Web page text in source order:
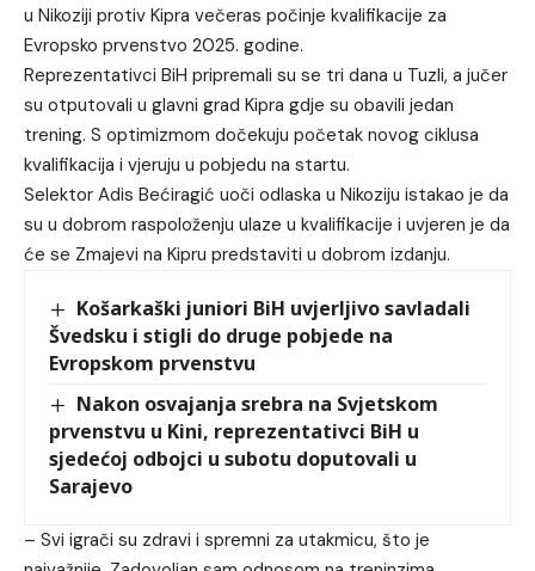
u Nikoziji protiv Kipra večeras počinje kvalifikacije za
Evropsko prvenstvo 2025. godine.
Reprezentativci BiH pripremali su se tri dana u Tuzli, a jučer
su otputovali u glavni grad Kipra gdje su obavili jedan
trening. S optimizmom dočekuju početak novog ciklusa
kvalifikacija i vjeruju u pobjedu na startu.
Selektor Adis Bećiragić uoči odlaska u Nikoziju istakao je da
su u dobrom raspoloženju ulaze u kvalifikacije i uvjeren je da
će se Zmajevi na Kipru predstaviti u dobrom izdanju.
Košarkaški juniori BiH uvjerljivo savladali
Švedsku i stigli do druge pobjede na
Evropskom prvenstvu
Nakon osvajanja srebra na Svjetskom
prvenstvu u Kini, reprezentativci BiH u
sjedećoj odbojci u subotu doputovali u
Sarajevo
– Svi igrači su zdravi i spremni za utakmicu, što je